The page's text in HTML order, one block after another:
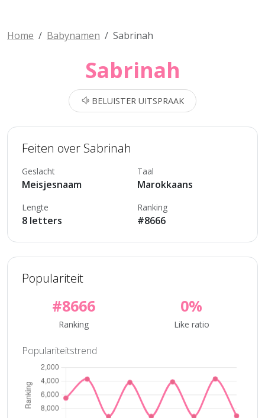
Home Babynamen Sabrinah
Sabrinah
BELUISTER UITSPRAAK
Feiten over Sabrinah
Geslacht
Meisjesnaam
Taal
Marokkaans
Lengte
8 letters
Ranking
#8666
Populariteit
#8666
Ranking
0%
Like ratio
Populariteitstrend